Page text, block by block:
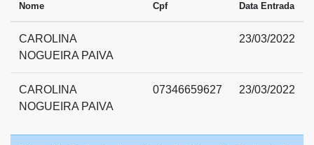
Nome Cpf Data Entrada
CAROLINA
NOGUEIRA PAIVA
23/03/2022
CAROLINA
NOGUEIRA PAIVA
07346659627 23/03/2022